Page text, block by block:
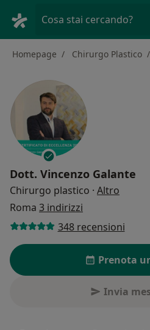
Cosa stai cercando?
Homepage Chirurgo Plastico
Dott. Vincenzo Galante
Chirurgo plastico · Altro
Roma 3 indirizzi
348 recensioni
Prenota
Invia